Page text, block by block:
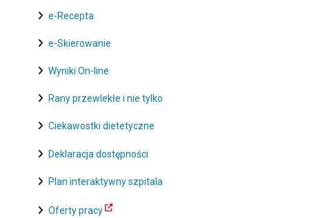
e-Recepta
e-Skierowanie
Wyniki On-line
Rany przewlekłe i nie tylko
Ciekawostki dietetyczne
Deklaracja dostępności
Plan interaktywny szpitala
Oferty pracy